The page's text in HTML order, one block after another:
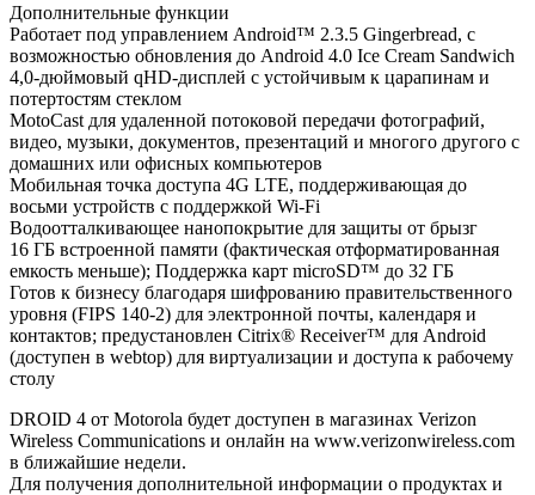
Дополнительные функции
Работает под управлением Android™ 2.3.5 Gingerbread, с
возможностью обновления до Android 4.0 Ice Cream Sandwich
4,0-дюймовый qHD-дисплей с устойчивым к царапинам и
потертостям стеклом
MotoCast для удаленной потоковой передачи фотографий,
видео, музыки, документов, презентаций и многого другого с
домашних или офисных компьютеров
Мобильная точка доступа 4G LTE, поддерживающая до
восьми устройств с поддержкой Wi-Fi
Водоотталкивающее нанопокрытие для защиты от брызг
16 ГБ встроенной памяти (фактическая отформатированная
емкость меньше); Поддержка карт microSD™ до 32 ГБ
Готов к бизнесу благодаря шифрованию правительственного
уровня (FIPS 140-2) для электронной почты, календаря и
контактов; предустановлен Citrix® Receiver™ для Android
(доступен в webtop) для виртуализации и доступа к рабочему
столу
DROID 4 от Motorola будет доступен в магазинах Verizon
Wireless Communications и онлайн на www.verizonwireless.com
в ближайшие недели.
Для получения дополнительной информации о продуктах и